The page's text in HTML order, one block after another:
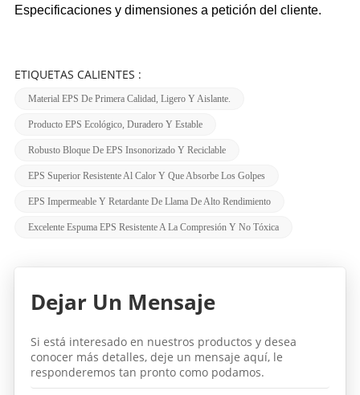
Especificaciones y dimensiones a petición del cliente.
ETIQUETAS CALIENTES :
Material EPS De Primera Calidad, Ligero Y Aislante.
Producto EPS Ecológico, Duradero Y Estable
Robusto Bloque De EPS Insonorizado Y Reciclable
EPS Superior Resistente Al Calor Y Que Absorbe Los Golpes
EPS Impermeable Y Retardante De Llama De Alto Rendimiento
Excelente Espuma EPS Resistente A La Compresión Y No Tóxica
Dejar Un Mensaje
Si está interesado en nuestros productos y desea
conocer más detalles, deje un mensaje aquí, le
responderemos tan pronto como podamos.